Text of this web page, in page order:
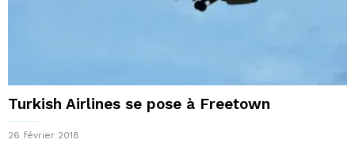
Turkish Airlines se pose à Freetown
26 février 2018